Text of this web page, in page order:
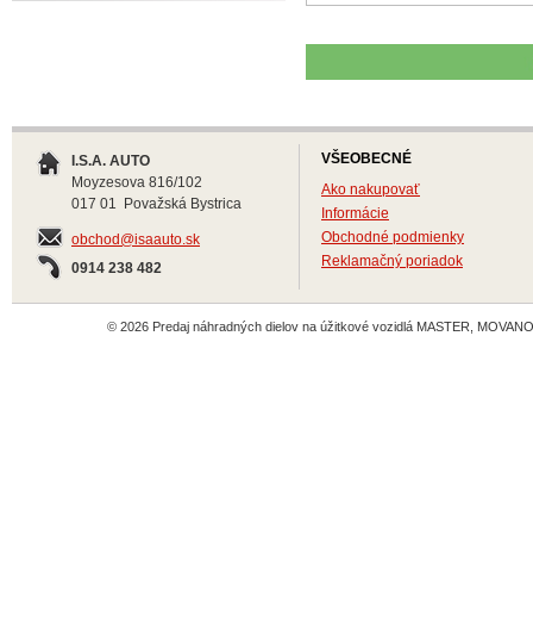
I.S.A. AUTO
Moyzesova 816/102
017 01 Považská Bystrica
obchod@isaauto.sk
0914 238 482
VŠEOBECNÉ
Ako nakupovať
Informácie
Obchodné podmienky
Reklamačný poriadok
© 2026 Predaj náhradných dielov na úžitkové vozidlá MASTER,